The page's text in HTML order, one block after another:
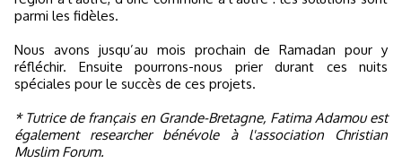
parmi les fidèles.
Nous avons jusqu’au mois prochain de Ramadan pour y
réfléchir. Ensuite pourrons-nous prier durant ces nuits
spéciales pour le succès de ces projets.
* Tutrice de français en Grande-Bretagne, Fatima Adamou est
également researcher bénévole à l'association Christian
Muslim Forum.